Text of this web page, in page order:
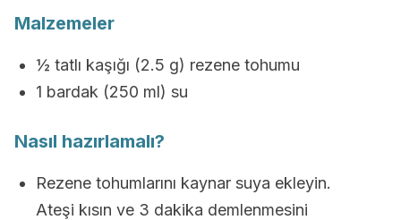
Malzemeler
½ tatlı kaşığı (2.5 g) rezene tohumu
1 bardak (250 ml) su
Nasıl hazırlamalı?
Rezene tohumlarını kaynar suya ekleyin.
Ateşi kısın ve 3 dakika demlenmesini